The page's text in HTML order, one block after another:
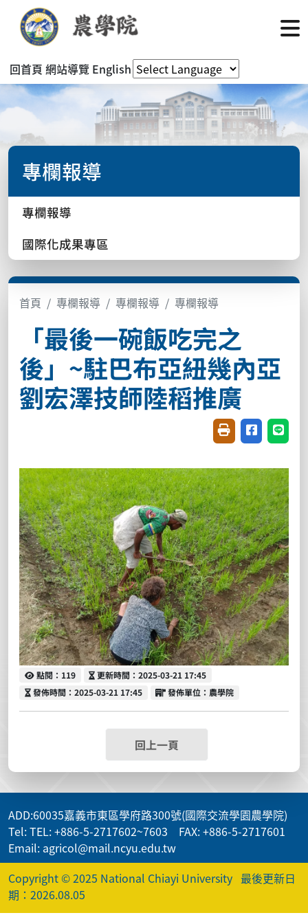
回首頁 網站導覽 English
專欄報導
專欄報導
國際化成果專區
首頁 專欄報導 專欄報導 專欄報導
「最後一碗飯吃完之
後」~駐巴布亞紐幾內亞
劉宏澤技師陸稻推廣
友善列印(開新視
分享至臉書
分享
點閱
點閱：119 更新時間
更新時間：2025-03-21 17:45
發佈時間
發佈時間：2025-03-21 17:45 發佈單位
發佈單位：農學院
回上一頁
ADD:60035嘉義市東區學府路300號(國際交流學園農學院)
Tel: TEL: +886-5-2717602~7603 FAX: +886-5-2717601
Email: agricol@mail.ncyu.edu.tw
Copyright © 2025 National Chiayi University 最後更新日
期：2026.08.05